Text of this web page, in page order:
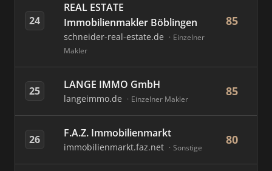
24
REAL ESTATE
Immobilienmakler Böblingen
schneider-real-estate.de
Einzelner
Makler
85
25 LANGE IMMO GmbH
langeimmo.de Einzelner Makler
85
26 F.A.Z. Immobilienmarkt
immobilienmarkt.faz.net Sonstige
80